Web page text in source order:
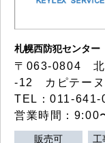
札幌西防犯センター
〒063-0804 北
-12 カピテー
TEL：011-
営業時間：9:00
販売可 工